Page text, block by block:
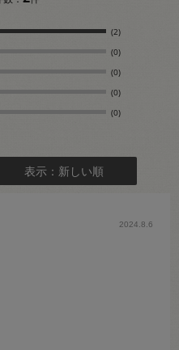
(2)
(0)
(0)
(0)
(0)
表示：新しい順
2024.8.6